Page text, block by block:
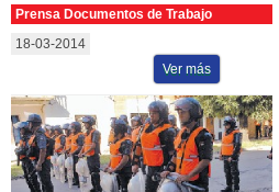
Prensa Documentos de Trabajo
18-03-2014
Ver más